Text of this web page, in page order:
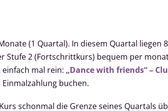
(1 Quartal). In diesem Quartal liegen
2 (Fortschrittkurs) bequem per
mal rein: „Dance with friends“ –
buchen.
schonmal die Grenze seines Quartals